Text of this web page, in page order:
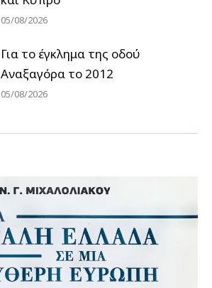
05/08/2026
Για το έγκλημα της οδού
Αναξαγόρα το 2012
05/08/2026